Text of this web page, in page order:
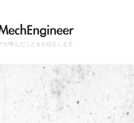
が学んだことをお伝えします